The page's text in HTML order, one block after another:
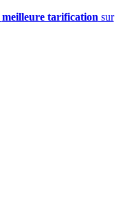
meilleure tarification sur